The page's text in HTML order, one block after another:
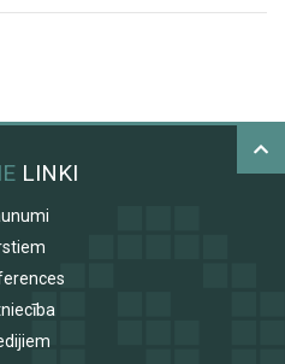
LINKI